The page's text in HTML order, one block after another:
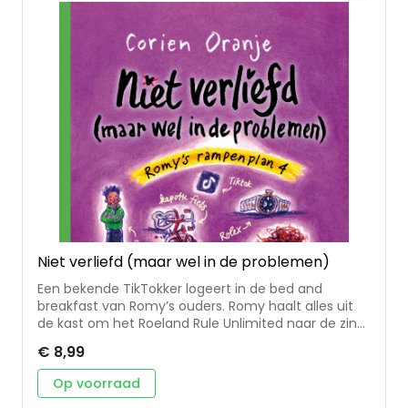
meer dan 100 jeugdboeken, waaronder Ademloos,
Kampioen 2.0, Comeback en de populaire serie
‘Romy’s rampenplan’. Hélène Jorna maakte de
kleurrijke en vrolijke omslagillustratie, perfect in de
sfeer van het verhaal.
Niet verliefd (maar wel in de problemen)
Een bekende TikTokker logeert in de bed and
breakfast van Romy’s ouders. Romy haalt alles uit
de kast om het Roeland Rule Unlimited naar de zin
filmpje waarna de boekingen binnenstromen. Maar
dan ontdekt de TikTokker dat zijn Rolex verdwenen
is en hij beschuldigt Romy’s familie van diefstal.
€ 8,99
Op voorraad